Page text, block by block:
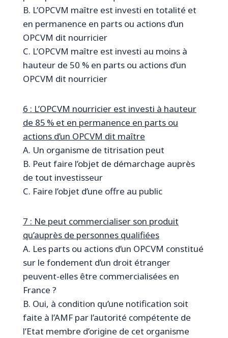
B. L’OPCVM maître est investi en totalité et
en permanence en parts ou actions d’un
OPCVM dit nourricier
C. L’OPCVM maître est investi au moins à
hauteur de 50 % en parts ou actions d’un
OPCVM dit nourricier
6 : L’OPCVM nourricier est investi à hauteur
de 85 % et en permanence en parts ou
actions d’un OPCVM dit maître
A. Un organisme de titrisation peut
B. Peut faire l’objet de démarchage auprès
de tout investisseur
C. Faire l’objet d’une offre au public
7 : Ne peut commercialiser son produit
qu’auprès de personnes qualifiées
A. Les parts ou actions d’un OPCVM constitué
sur le fondement d’un droit étranger
peuvent-elles être commercialisées en
France ?
B. Oui, à condition qu’une notification soit
faite à l’AMF par l’autorité compétente de
l’Etat membre d’origine de cet organisme